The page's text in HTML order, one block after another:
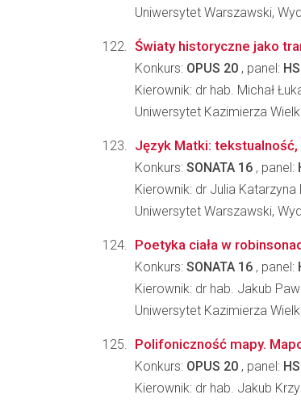
Uniwersytet Warszawski,
Światy historyczne jako
Konkurs: OPUS 20 , panel:
Kierownik: dr hab. Michał
Uniwersytet Kazimierza
Język Matki:
Konkurs: SONATA 16 , panel:
Kierownik: dr Julia
Uniwersytet Warszawski,
Poetyka ciała w
Konkurs: SONATA 16 , panel:
Kierownik: dr hab. Jakub
Uniwersytet Kazimierza
Polifoniczność mapy.
Konkurs: OPUS 20 , panel:
Kierownik: dr hab. Jakub